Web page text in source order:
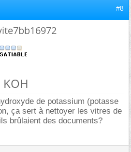
#8
KOH
de potassium (potasse
ça sert à nettoyer les vitres de
brûlaient des documents?